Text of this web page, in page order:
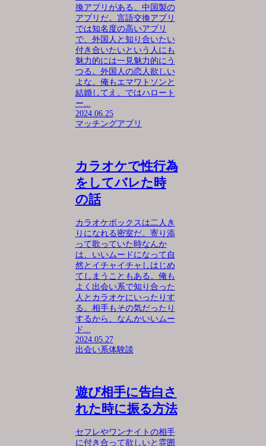
換アプリがある。中国製の
アプリだ。言語交換アプリ
では知名度の高いアプリ
で、外国人と知り合いたい
付き合いたいという人にも
魅力的には一見魅力的にう
つる。外国人の恋人欲しい
よな。俺もエマワトソンと
結婚してえ。ではハロート
ー...
2024.06.25
マッチングアプリ
カラオケで性行為
をしてバレた時
の話
カラオケボックスは二人き
りになれる密室だ。寄り添
って歌っていた時なんか
は、いいムードになって自
然とイチャイチャしはじめ
てしまうこともある。俺も
よく出会い系で知り合った
人とカラオケにいったりす
る。相手もその気だったり
するから、なんかいいムー
ド...
2024.05.27
出会い系体験談
遊び相手に告白さ
れた時に振る方法
セフレやワンナイトの相手
に付き合って欲しいと雰囲